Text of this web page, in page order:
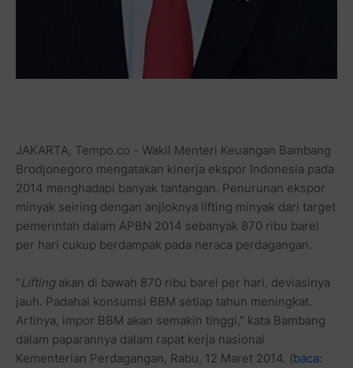
JAKARTA, Tempo.co - Wakil Menteri Keuangan Bambang
Brodjonegoro mengatakan kinerja ekspor Indonesia pada
2014 menghadapi banyak tantangan. Penurunan ekspor
minyak seiring dengan anjloknya lifting minyak dari target
pemerintah dalam APBN 2014 sebanyak 870 ribu barel
per hari cukup berdampak pada neraca perdagangan.
"Liftingakan di bawah 870 ribu barel per hari, deviasinya
jauh. Padahal konsumsi BBM setiap tahun meningkat.
Artinya, impor BBM akan semakin tinggi," kata Bambang
dalam paparannya dalam rapat kerja nasional
Kementerian Perdagangan, Rabu, 12 Maret 2014. (baca: